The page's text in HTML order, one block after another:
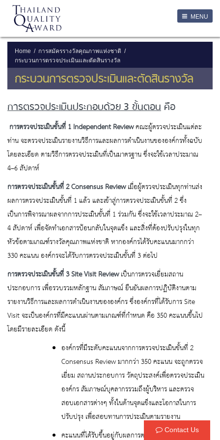
MENU
Home
การสมัครรางวัลคุณภาพแห่งชาติ
กระบวนการตรวจประเมินและตัดสินรางวัล
กระบวนการตรวจประเมินและตัดสินรางวัล
การตรวจประเมินประกอบด้วย 3 ขั้นตอน คือ
การตรวจประเมินขั้นที่ 1Independent Reviewคณะผู้ตรวจประเมินแต่ละ
ท่าน จะตรวจประเมินรายงานวิธีการและผลการดำเนินงานขององค์กรทั้งฉบับ
โดยละเอียด ตามวิธีการตรวจประเมินที่เป็นมาตรฐาน ซึ่งจะใช้เวลาประมาณ
4–6 สัปดาห์
การตรวจประเมินขั้นที่ 2Consensus Reviewเมื่อผู้ตรวจประเมินทุกท่านส่ง
ผลการตรวจประเมินขั้นที่ 1 แล้ว และเข้าสู่การตรวจประเมินขั้นที่ 2 ซึ่ง
เป็นการพิจารณาผลจากการประเมินขั้นที่ 1 ร่วมกัน ซึ่งจะใช้เวลาประมาณ 2–
4 สัปดาห์ เพื่อจัดทำเอกสารป้อนกลับในจุดแข็ง และสิ่งที่ต้องปรับปรุงในทุก
หัวข้อตามเกณฑ์รางวัลคุณภาพแห่งชาติ หากองค์กรได้รับคะแนนมากกว่า
330 คะแนน องค์กรจะได้รับการตรวจประเมินขั้นที่ 3 ต่อไป
การตรวจประเมินขั้นที่ 3Site Visit Reviewเป็นการตรวจเยี่ยมสถาน
ประกอบการ เพื่อรวบรวมหลักฐาน สัมภาษณ์ ยืนยันผลการปฏิบัติงานตาม
รายงานวิธีการและผลการดำเนินงานขององค์กร ซึ่งองค์กรที่ได้รับการ Site
Visit จะเป็นองค์กรที่มีคะแนนผ่านตามเกณฑ์ที่กำหนด คือ 350 คะแนนขึ้นไป
โดยมีรายละเอียด ดังนี้
องค์กรที่มีระดับคะแนนจากการตรวจประเมินขั้นที่ 2
Consensus Review มากกว่า 350 คะแนน จะถูกตรวจ
เยี่ยม สถานประกอบการ วัตถุประสงค์เพื่อตรวจประเมิน
องค์กร สัมภาษณ์บุคลากรรวมถึงผู้บริหาร และตรวจ
สอบเอกสารต่างๆ ทั้งในด้านจุดแข็งและโอกาสในการ
ปรับปรุง เพื่อสอบทานการประเมินตามรายงาน
คะแนนที่ได้รับขึ้นอยู่กับผลการตรวจประเมินและหลัก
Contact Us
Username
Password
Remember Me
ลืมรหัสผ่าน